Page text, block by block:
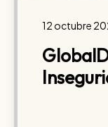
12 octubre